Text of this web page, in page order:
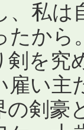
、私は
たから
剣を究
雇い主
の剣豪